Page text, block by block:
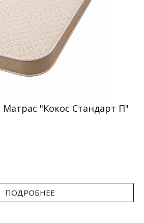
Матрас "Кокос Стандарт П"
ПОДРОБНЕЕ